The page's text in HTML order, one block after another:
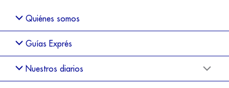
Quiénes somos
Guías Exprés
Nuestros diarios